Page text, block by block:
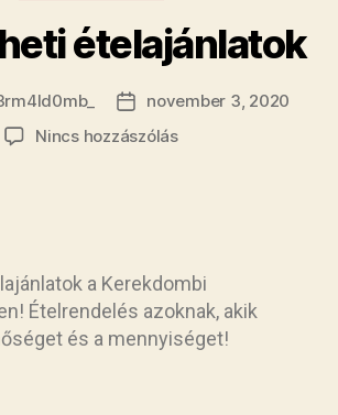
ételajánlatok
november 3, 2020
Nincs hozzászólás
a Kerekdombi
Ételrendelés azoknak, akik
és a mennyiséget!